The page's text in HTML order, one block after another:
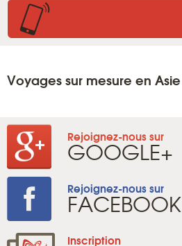
Voyages sur mesure en Asie
Rejoignez-nous sur
GOOGLE+
Rejoignez-nous sur
FACEBOOK
Inscription